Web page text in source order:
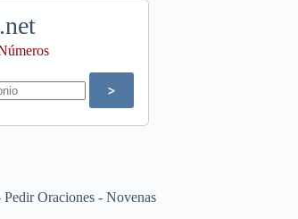
Oraciones - Novenas